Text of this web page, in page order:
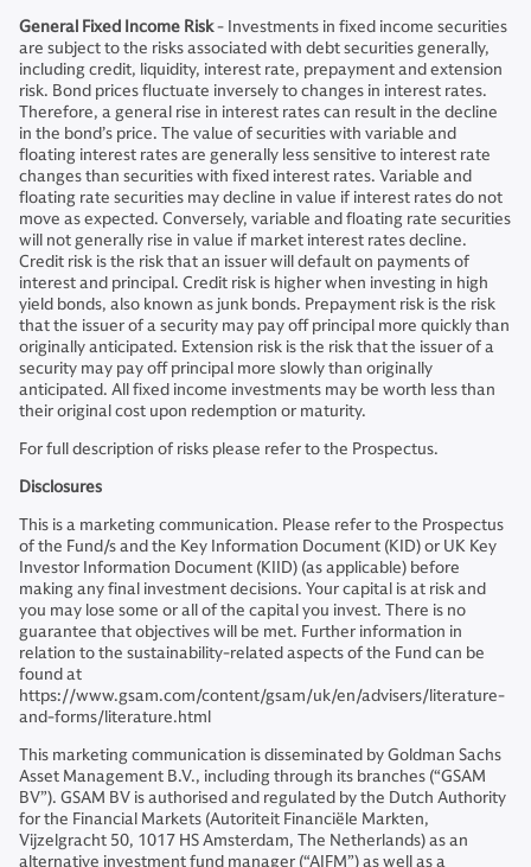
General Fixed Income Risk- Investments in fixed income securities
are subject to the risks associated with debt securities generally,
including credit, liquidity, interest rate, prepayment and extension
risk. Bond prices fluctuate inversely to changes in interest rates.
Therefore, a general rise in interest rates can result in the decline
in the bond’s price. The value of securities with variable and
floating interest rates are generally less sensitive to interest rate
changes than securities with fixed interest rates. Variable and
floating rate securities may decline in value if interest rates do not
move as expected. Conversely, variable and floating rate securities
will not generally rise in value if market interest rates decline.
Credit risk is the risk that an issuer will default on payments of
interest and principal. Credit risk is higher when investing in high
yield bonds, also known as junk bonds. Prepayment risk is the risk
that the issuer of a security may pay off principal more quickly than
originally anticipated. Extension risk is the risk that the issuer of a
security may pay off principal more slowly than originally
anticipated. All fixed income investments may be worth less than
their original cost upon redemption or maturity.
For full description of risks please refer to the Prospectus.
Disclosures
This is a marketing communication. Please refer to the Prospectus
of the Fund/s and the Key Information Document (KID) or UK Key
Investor Information Document (KIID) (as applicable) before
making any final investment decisions. Your capital is at risk and
you may lose some or all of the capital you invest. There is no
guarantee that objectives will be met. Further information in
relation to the sustainability-related aspects of the Fund can be
found at
https://www.gsam.com/content/gsam/uk/en/advisers/literature-
and-forms/literature.html
This marketing communication is disseminated by Goldman Sachs
Asset Management B.V., including through its branches (“GSAM
BV”). GSAM BV is authorised and regulated by the Dutch Authority
for the Financial Markets (Autoriteit Financiële Markten,
Vijzelgracht 50, 1017 HS Amsterdam, The Netherlands) as an
alternative investment fund manager (“AIFM”) as well as a